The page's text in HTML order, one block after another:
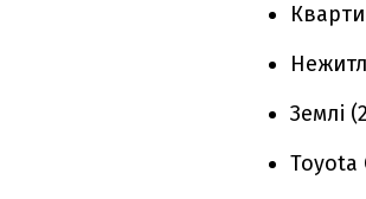
Землі
Toyota